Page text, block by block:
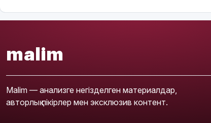
malim
Malim — анализге негізделген материалдар,
авторлық пікірлер мен эксклюзив контент.